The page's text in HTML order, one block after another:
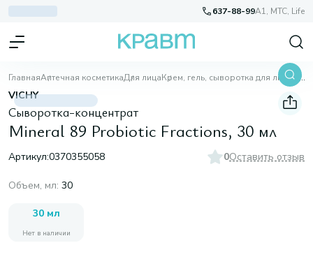
637-88-99A1, МТС, Life
ГлавнаяАптечная косметикаДля лицаКрем, гель, сыворотка для лица Mineral 89 Probiotic Fractions, 30 мл
VICHY
Cыворотка-концентрат
Mineral 89 Probiotic Fractions, 30 мл
Артикул:0370355058 0Оставить отзыв
Объем, мл: 30
30 мл
Нет в наличии